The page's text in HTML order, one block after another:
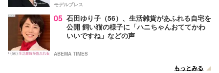
モデルプレス
05 石田ゆり子（56）、生活雑貨があふれる自宅を
公開 飼い猫の様子に「ハニちゃんおててかわ
いいですね」などの声
ABEMA TIMES
もっとみる